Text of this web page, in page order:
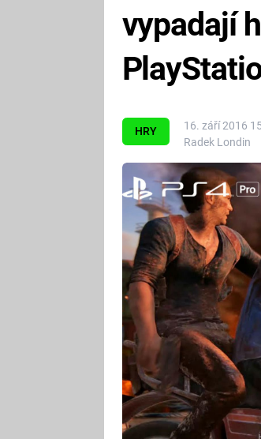
HRY
16. září 2016
Radek Londin
vypadají